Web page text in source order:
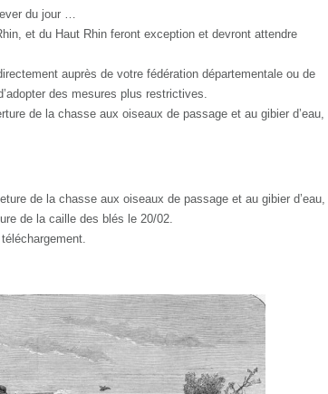
du jour …
et du Haut Rhin feront exception et devront attendre
auprès de votre fédération départementale ou de
des mesures plus restrictives.
de la chasse aux oiseaux de passage et au gibier d’eau,
de la chasse aux oiseaux de passage et au gibier d’eau,
de la caille des blés le 20/02.